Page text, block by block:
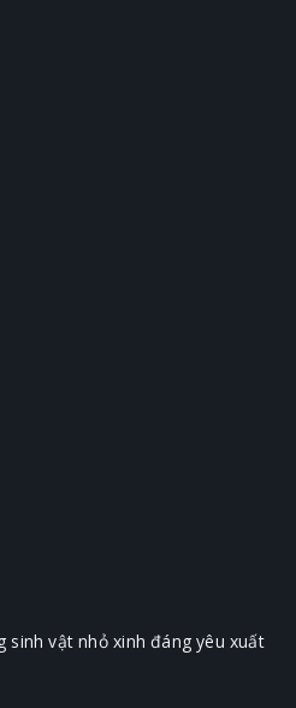
sinh vật nhỏ xinh đáng yêu xuất